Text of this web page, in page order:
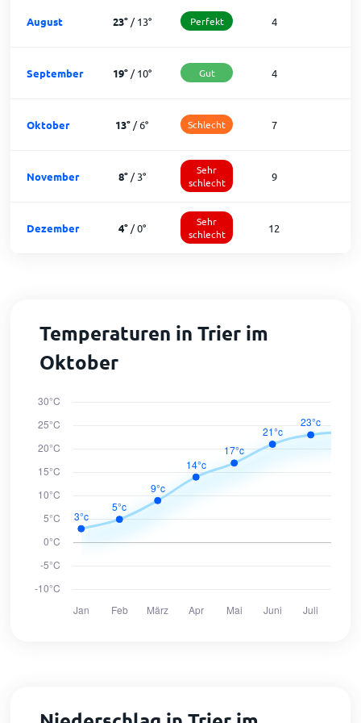
August 23°/13° Perfekt 4
September 19°/10° Gut 4
Oktober 13° /6° Schlecht 7
November 8°/3°
Sehr
schlecht
9
Dezember 4°/0°
Sehr
schlecht
12
Temperaturen in Trier im
Oktober